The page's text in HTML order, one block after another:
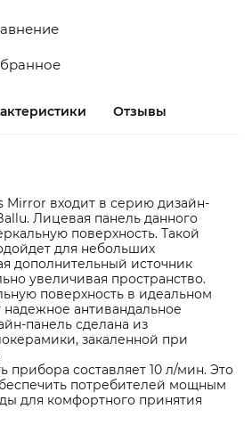
Отзывы
Mirror входит в серию дизайн-
Лицевая панель данного
поверхность. Такой
для небольших
дополнительный источник
увеличивая пространство.
поверхность в идеальном
надежное антивандальное
панель сделана из
закаленной при
прибора составляет 10 л/мин. Это
потребителей мощным
для комфортного принятия